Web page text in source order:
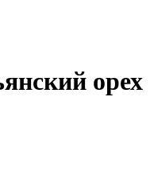
орех